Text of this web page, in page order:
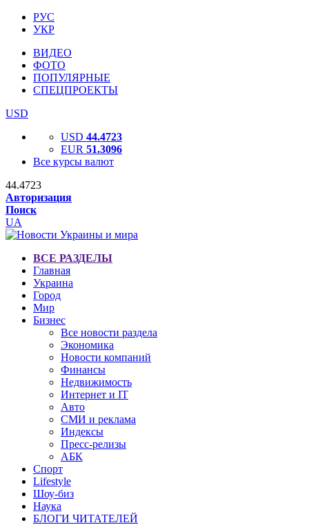
РУС
УКР
ВИДЕО
ФОТО
ПОПУЛЯРНЫЕ
СПЕЦПРОЕКТЫ
USD
USD 44.4723
EUR 51.3096
Все курсы валют
44.4723
Авторизация
Поиск
UA
ВСЕ РАЗДЕЛЫ
Главная
Украина
Город
Мир
Бизнес
Все новости раздела
Экономика
Новости компаний
Финансы
Недвижимость
Интернет и IT
Авто
СМИ и реклама
Индексы
Пресс-релизы
АБК
Спорт
Lifestyle
Шоу-биз
Наука
БЛОГИ ЧИТАТЕЛЕЙ